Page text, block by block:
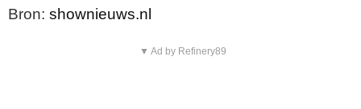
Bron: shownieuws.nl
▼ Ad by Refinery89